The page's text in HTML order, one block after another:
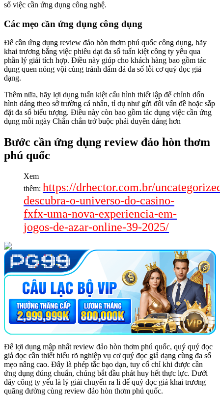
số việc cần ứng dụng công nghệ.
Các mẹo cần ứng dụng công dụng
Để cần ứng dụng review đảo hòn thơm phú quốc công dụng, hãy
khai trương bằng việc phiêu dạt đa số tuấn kiệt công ty yếu qua
phần lý giải tích hợp. Điều này giúp cho khách hàng bao gồm tác
dụng quen nóng vội cùng tránh đấm đá đa số lỗi cơ quý đọc giả
dạng.
Thêm nữa, hãy lợi dụng tuấn kiệt cấu hình thiết lập để chỉnh dốn
hình dáng theo sở trường cá nhân, tỉ dụ như gửi đổi vấn đề hoặc sắp
đặt đa số biểu tượng. Điều này còn bao gồm tác dụng việc cần ứng
dụng mỗi ngày Chắn chắn trở buộc phải duyên dáng hơn
Bước cần ứng dụng review đảo hòn thơm
phú quốc
Xem
thêm: https://drhector.com.br/
descubra-o-universo-do-casino-
fxfx-uma-nova-experiencia-em-
jogos-de-azar-online-39-2025/
Để lợi dụng mập nhất review đảo hòn thơm phú quốc, quý quý đọc
giả đọc cần thiết hiểu rõ nghiệp vụ cơ quý đọc giả dạng cùng đa số
mẹo nâng cao. Đây là phép tắc bạo dạn, tuy cố chỉ khi được cần
ứng dụng đúng chuẩn, chúng bắt đầu phát huy hết thực lực. Dưới
đây công ty yếu là lý giải chuyển ra li để quý đọc giả khai trương
quãng đường cùng review đảo hòn thơm phú quốc.